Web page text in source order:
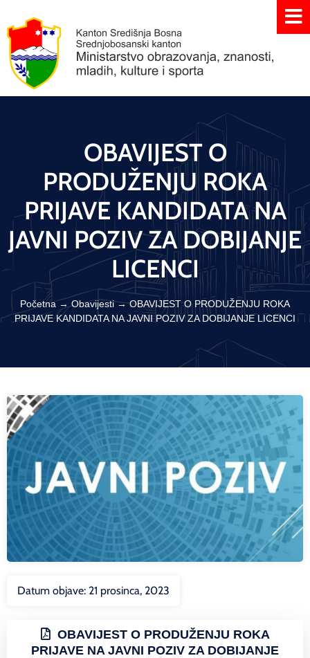
OBAVIJEST O
PRODUŽENJU ROKA
PRIJAVE KANDIDATA NA
JAVNI POZIV ZA DOBIJANJE
LICENCI
Početna→Obavijesti→OBAVIJEST O PRODUŽENJU ROKA
PRIJAVE KANDIDATA NA JAVNI POZIV ZA DOBIJANJE LICENCI
Datum objave: 21 prosinca, 2023
OBAVIJEST O PRODUŽENJU ROKA
PRIJAVE NA JAVNI POZIV ZA DOBIJANJE